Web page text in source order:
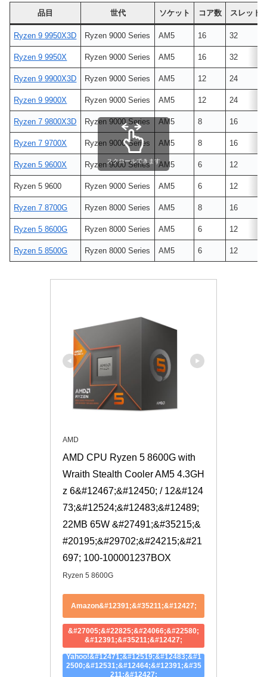
品目 世代 ソケット コア数 スレッド
Ryzen 9 9950X3D Ryzen 9000 Series AM5 16 32
Ryzen 9 9950X Ryzen 9000 Series AM5 16 32
Ryzen 9 9900X3D Ryzen 9000 Series AM5 12 24
Ryzen 9 9900X Ryzen 9000 Series AM5 12 24
Ryzen 7 9800X3D Ryzen 9000 Series AM5 8 16
Ryzen 7 9700X Ryzen 9000 Series AM5 8 16
Ryzen 5 9600X Ryzen 9000 Series AM5 6 12
Ryzen 5 9600 Ryzen 9000 Series AM5 6 12
Ryzen 7 8700G Ryzen 8000 Series AM5 8 16
Ryzen 5 8600G Ryzen 8000 Series AM5 6 12
Ryzen 5 8500G Ryzen 8000 Series AM5 6 12
スクロールできます
AMD
AMD CPU Ryzen 5 8600G with
Wraith Stealth Cooler AM5 4.3GH
z 6&#12467;&#12450; / 12&#124
73;&#12524;&#12483;&#12489;
22MB 65W &#27491;&#35215;&
#20195;&#29702;&#24215;&#21
697; 100-100001237BOX
Ryzen 5 8600G
Amazon&#12391;&#35211;&#12427;
&#27005;&#22825;&#24066;&#22580;
&#12391;&#35211;&#12427;
Yahoo!&#12471;&#12519;&#12483;&#1
2500;&#12531;&#12464;&#12391;&#35
211;&#12427;